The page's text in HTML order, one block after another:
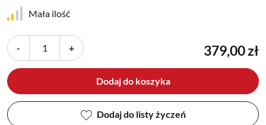
Mała ilość
- + 379,00 zł
Dodaj do koszyka
Dodaj do listy życzeń